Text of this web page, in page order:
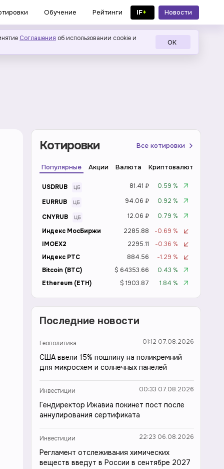
Обучение Рейтинги IF+
Новости
в MAX
Соглашения об использовании cookie и
ОК
Котировки Все котировки
Популярные Акции Валюта Криптовалюта
USDRUB 81.41 ₽
0.59 %
EURRUB
94.06 ₽
0.92 %
CNYRUB
12.06 ₽
0.79 %
Индекс МосБиржи
2285.88
-0.69 %
IMOEX2
2295.11
-0.36 %
Индекс РТС
884.56
-1.29 %
Bitcoin (BTC)
$ 64353.66
0.43 %
Ethereum (ETH)
$ 1903.87 1.84 %
Последние новости
Геополитика 01:12 07.08.2026
США ввели 15% пошлину на поликремний
для микросхем и солнечных панелей
Инвестиции 00:33 07.08.2026
Гендиректор Ижавиа покинет пост после
аннулирования сертификата
Инвестиции 22:23 06.08.2026
Регламент отслеживания химических
веществ введут в России в сентябре 2027